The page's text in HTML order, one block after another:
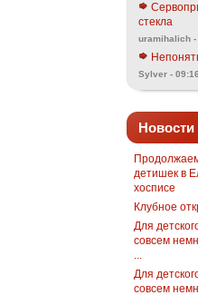
стекла
uramihalich -
Sylver -
Новости
детишек в
хосписе
Клубное
Для
совсем
Для
совсем